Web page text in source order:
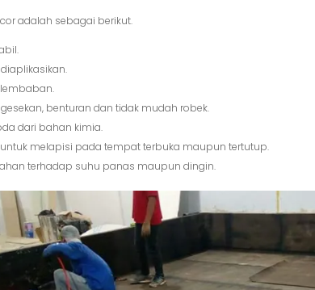
adalah sebagai berikut.
benturan dan tidak mudah robek.
dari bahan kimia.
melapisi pada tempat terbuka maupun tertutup.
terhadap suhu panas maupun dingin.